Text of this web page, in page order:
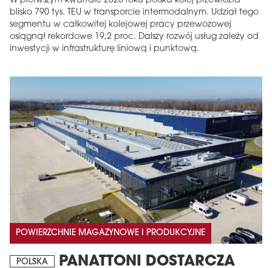
blisko 790 tys. TEU w transporcie intermodalnym. Udział tego
segmentu w całkowitej kolejowej pracy przewozowej
osiągnął rekordowe 19,2 proc. Dalszy rozwój usług zależy od
inwestycji w infrastrukturę liniową i punktową.
POWIERZCHNIE MAGAZYNOWE I PRODUKCYJNE
POLSKA
PANATTONI DOSTARCZA